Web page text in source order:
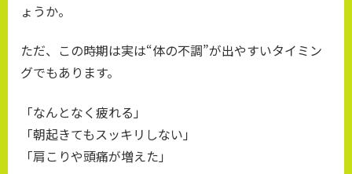
ょうか。
ただ、この時期は実は“体の不調”が出やすいタイミン
グでもあります。
「なんとなく疲れる」
「朝起きてもスッキリしない」
「肩こりや頭痛が増えた」